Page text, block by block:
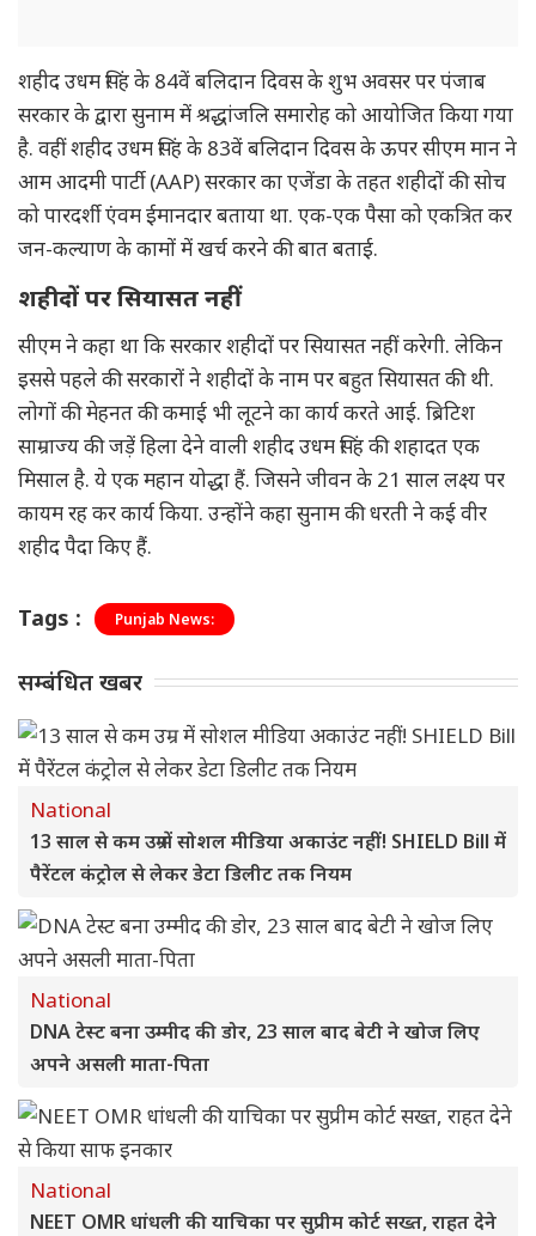
शहीद उधम सिंह के 84वें बलिदान दिवस के शुभ अवसर पर पंजाब
सरकार के द्वारा सुनाम में श्रद्धांजलि समारोह को आयोजित किया गया
है. वहीं शहीद उधम सिंह के 83वें बलिदान दिवस के ऊपर सीएम मान ने
आम आदमी पार्टी (AAP) सरकार का एजेंडा के तहत शहीदों की सोच
को पारदर्शी एंवम ईमानदार बताया था. एक-एक पैसा को एकत्रित कर
जन-कल्याण के कामों में खर्च करने की बात बताई.
शहीदों पर सियासत नहीं
सीएम ने कहा था कि सरकार शहीदों पर सियासत नहीं करेगी. लेकिन
इससे पहले की सरकारों ने शहीदों के नाम पर बहुत सियासत की थी.
लोगों की मेहनत की कमाई भी लूटने का कार्य करते आई. ब्रिटिश
साम्राज्य की जड़ें हिला देने वाली शहीद उधम सिंह की शहादत एक
मिसाल है. ये एक महान योद्धा हैं. जिसने जीवन के 21 साल लक्ष्य पर
कायम रह कर कार्य किया. उन्होंने कहा सुनाम की धरती ने कई वीर
शहीद पैदा किए हैं.
Tags : Punjab News:
सम्बंधित खबर
National
13 साल से कम उम्र में सोशल मीडिया अकाउंट नहीं! SHIELD Bill में
पैरेंटल कंट्रोल से लेकर डेटा डिलीट तक नियम
National
DNA टेस्ट बना उम्मीद की डोर, 23 साल बाद बेटी ने खोज लिए
अपने असली माता-पिता
National
NEET OMR धांधली की याचिका पर सुप्रीम कोर्ट सख्त, राहत देने